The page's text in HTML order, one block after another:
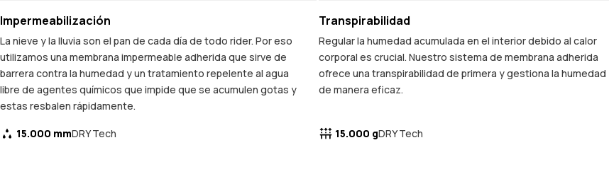
Impermeabilización
La nieve y la lluvia son el pan de cada día de todo rider. Por eso
utilizamos una membrana impermeable adherida que sirve de
barrera contra la humedad y un tratamiento repelente al agua
libre de agentes químicos que impide que se acumulen gotas y
estas resbalen rápidamente.
15.000 mmDRY Tech
Transpirabilidad
Regular la humedad acumulada en el interior debido al calor
corporal es crucial. Nuestro sistema de membrana adherida
ofrece una transpirabilidad de primera y gestiona la humedad
de manera eficaz.
15.000 gDRY Tech